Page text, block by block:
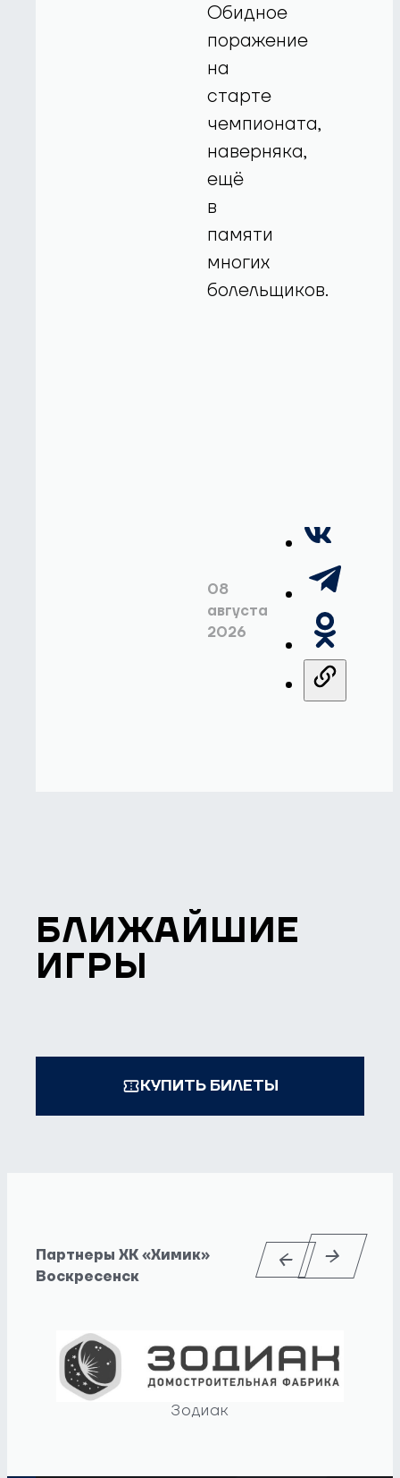
Обидное
поражение
на
старте
чемпионата,
наверняка,
ещё
в
памяти
многих
болельщиков.
08
августа
2026
БЛИЖАЙШИЕ
ИГРЫ
КУПИТЬ БИЛЕТЫ
Партнеры ХК «Химик»
Воскресенск
Зодиак